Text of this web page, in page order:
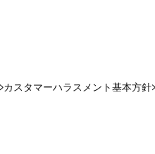
カスタマーハラスメント基本方針